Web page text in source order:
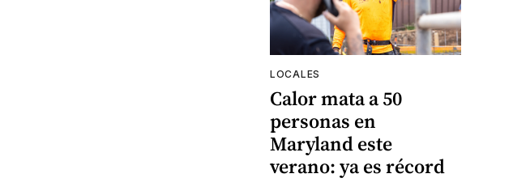
LOCALES
Calor mata a 50
personas en
Maryland este
verano: ya es récord